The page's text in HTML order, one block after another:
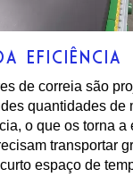
EFICIÊNCIA
de correia são
quantidades de
o que os torna a
transportar
espaço de